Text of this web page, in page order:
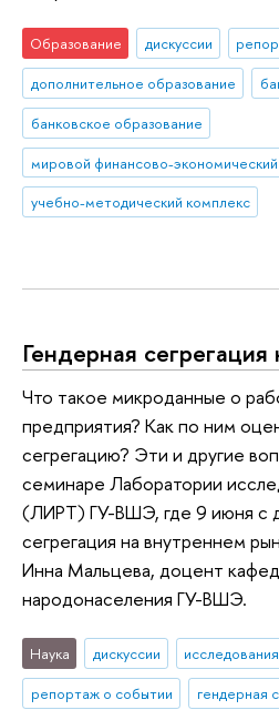
Образование дискуссии
дополнительное образование
банковское образование
учебно-методический комплекс
Гендерная
Что такое микроданные о
предприятия? Как по ним
сегрегацию? Эти и другие
семинаре Лаборатории
(ЛИРТ) ГУ-ВШЭ, где 9 июня с
сегрегация на внутреннем
Инна Мальцева, доцент
народонаселения ГУ-ВШЭ.
Наука дискуссии
репортаж о событии
гендерная